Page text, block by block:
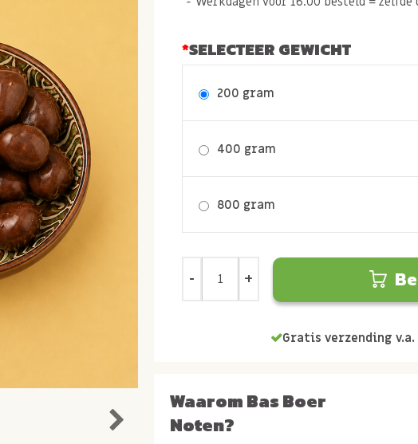
SELECTEER GEWICHT
200 gram
400 gram
800 gram
Gratis verzending v.a.
Waarom Bas Boer
Noten?